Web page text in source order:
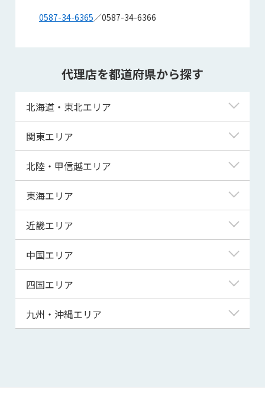
0587-34-6365／0587-34-6366
代理店を都道府県から探す
北海道・東北エリア
北海道
青森県
宮城県
秋田県
山形県
関東エリア
東京都
神奈川県
埼玉県
千葉県
茨城県
群馬県
北陸・甲信越エリア
新潟県
富山県
福井県
山梨県
長野県
東海エリア
岐阜県
静岡県
三重県
近畿エリア
滋賀県
京都府
大阪府
兵庫県
和歌山県
中国エリア
鳥取県
島根県
山口県
四国エリア
徳島県
高知県
九州・沖縄エリア